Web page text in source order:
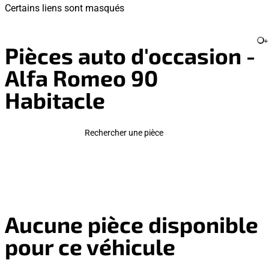
Certains liens sont masqués
Pièces auto d'occasion -
Alfa Romeo 90
Habitacle
+
Rechercher une pièce
Aucune pièce disponible
pour ce véhicule